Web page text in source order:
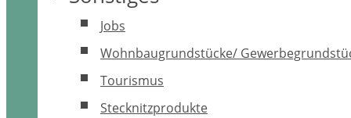
Jobs
Wohnbaugrundstücke/
Tourismus
Stecknitzprodukte